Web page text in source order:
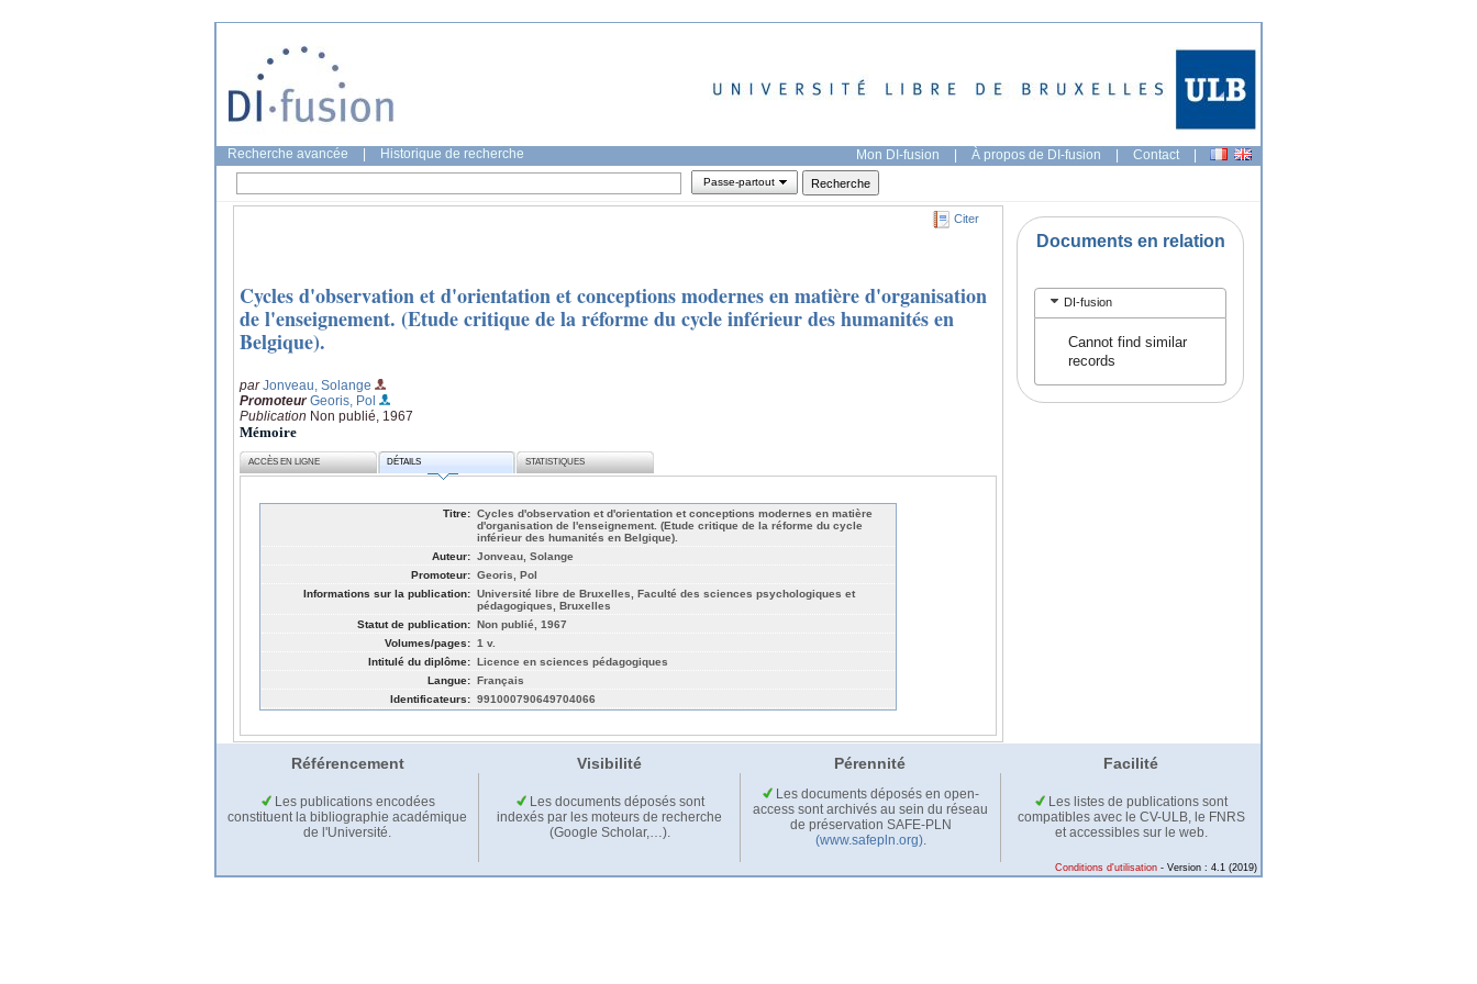
Recherche avancée Historique de recherche Mon DI-fusion | À propos de DI-fusion | Contact |
Passe-partout
Citer
Cycles d'observation et d'orientation et conceptions modernes en matière d'organisation
de l'enseignement. (Etude critique de la réforme du cycle inférieur des humanités en
Belgique).
parJonveau, Solange
Promoteur Georis, Pol
Publication Non publié, 1967
Mémoire
ACCÈS EN LIGNE DÉTAILS STATISTIQUES
Titre: Cycles d'observation et d'orientation et conceptions modernes en matière
d'organisation de l'enseignement. (Etude critique de la réforme du cycle
inférieur des humanités en Belgique).
Auteur: Jonveau, Solange
Promoteur: Georis, Pol
Informations sur la publication: Université libre de Bruxelles, Faculté des sciences psychologiques et
pédagogiques, Bruxelles
Statut de publication: Non publié, 1967
Volumes/pages: 1 v.
Intitulé du diplôme: Licence en sciences pédagogiques
Langue: Français
Identificateurs: 991000790649704066
Documents en relation
DI-fusion
Cannot find similar
records
Référencement Visibilité Pérennité Facilité
Les publications encodées
constituent la bibliographie académique
de l'Université.
Les documents déposés sont
indexés par les moteurs de recherche
(Google Scholar,…).
Les documents déposés en open-
access sont archivés au sein du réseau
de préservation SAFE-PLN
(www.safepln.org).
Les listes de publications sont
compatibles avec le CV-ULB, le FNRS
et accessibles sur le web.
Conditions d'utilisation - Version : 4.1 (2019)